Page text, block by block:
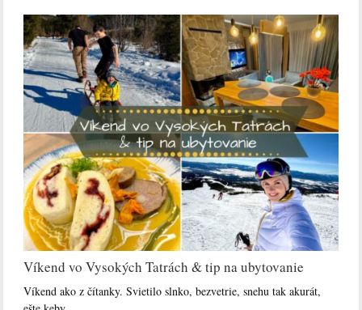
Víkend vo Vysokých Tatrách & tip na ubytovanie
Víkend ako z čítanky. Svietilo slnko, bezvetrie, snehu tak akurát,